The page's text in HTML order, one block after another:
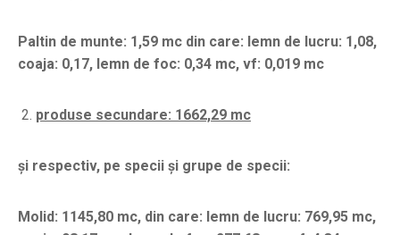
Paltin de munte: 1,59 mc din care: lemn de lucru: 1,08,
coaja: 0,17, lemn de foc: 0,34 mc, vf: 0,019 mc
produse secundare: 1662,29 mc
și respectiv, pe specii și grupe de specii:
Molid: 1145,80 mc, din care: lemn de lucru: 769,95 mc,